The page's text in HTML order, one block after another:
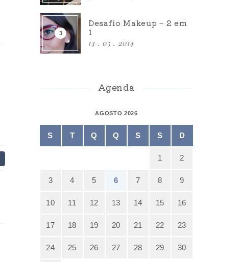
Desafio Makeup – 2 em
1
14 . 05 . 2014
Agenda
AGOSTO 2026
S T Q Q S S D
1 2
3 4 5 6 7 8 9
10 11 12 13 14 15 16
17 18 19 20 21 22 23
24 25 26 27 28 29 30